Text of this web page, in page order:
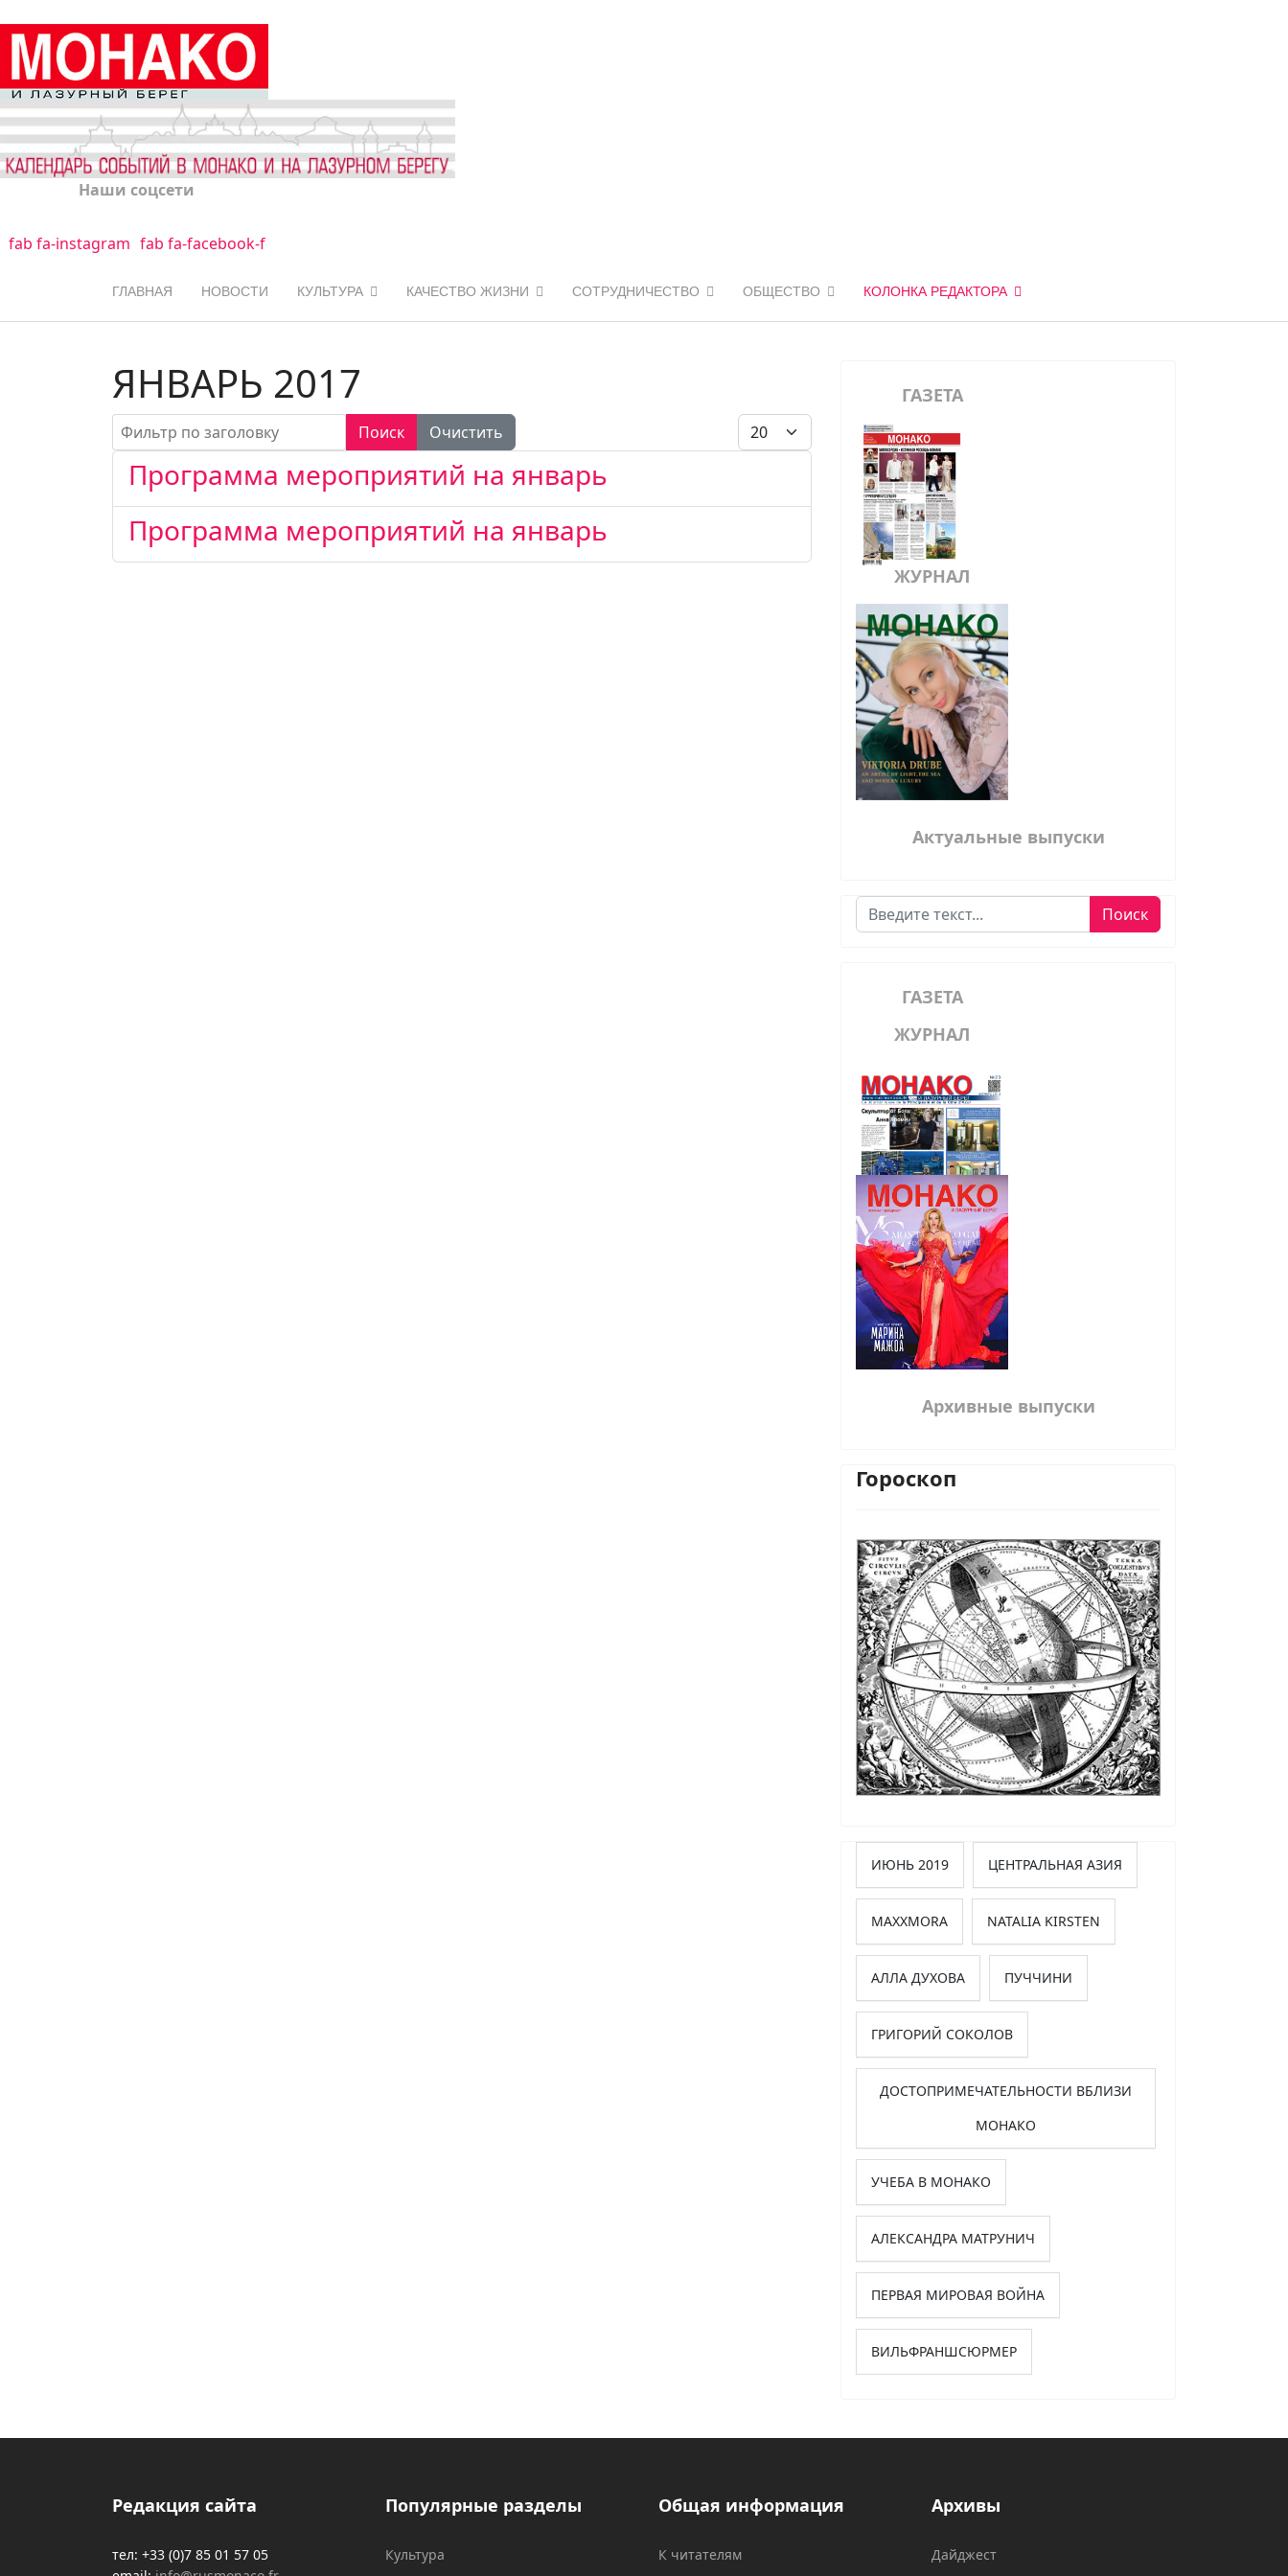
Наши соцсети
fab fa-instagram fab fa-facebook-f
ГЛАВНАЯ НОВОСТИ КУЛЬТУРА КАЧЕСТВО ЖИЗНИ СОТРУДНИЧЕСТВО ОБЩЕСТВО КОЛОНКА РЕДАКТОРА
ЯНВАРЬ 2017
Фильтр по заголовку Поиск Очистить Кол-во строк:
Программа мероприятий на январь
Программа мероприятий на январь
ГАЗЕТА
ЖУРНАЛ
Актуальные выпуски
Поиск Поиск
ГАЗЕТА
ЖУРНАЛ
Архивные выпуски
Гороскоп
ИЮНЬ 2019 ЦЕНТРАЛЬНАЯ АЗИЯ
MAXXMORA NATALIA KIRSTEN
АЛЛА ДУХОВА ПУЧЧИНИ
ГРИГОРИЙ СОКОЛОВ
ДОСТОПРИМЕЧАТЕЛЬНОСТИ ВБЛИЗИ
МОНАКО
УЧЕБА В МОНАКО
АЛЕКСАНДРА МАТРУНИЧ
ПЕРВАЯ МИРОВАЯ ВОЙНА
ВИЛЬФРАНШСЮРМЕР
Редакция сайта
тел: +33 (0)7 85 01 57 05
Популярные разделы
Культура
Общая информация
К читателям
Архивы
Дайджест